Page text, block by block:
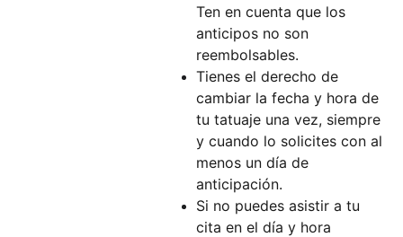
Ten en cuenta que los
anticipos no son
reembolsables.
Tienes el derecho de
cambiar la fecha y hora de
tu tatuaje una vez, siempre
y cuando lo solicites con al
menos un día de
anticipación.
Si no puedes asistir a tu
cita en el día y hora